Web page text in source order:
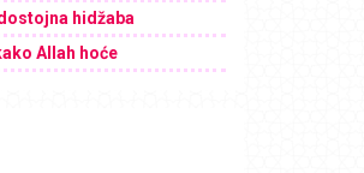
hidžaba
Allah hoće